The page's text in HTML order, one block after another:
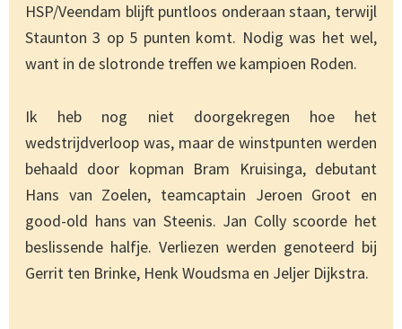
HSP/Veendam blijft puntloos onderaan staan, terwijl
Staunton 3 op 5 punten komt. Nodig was het wel,
want in de slotronde treffen we kampioen Roden.
Ik heb nog niet doorgekregen hoe het
wedstrijdverloop was, maar de winstpunten werden
behaald door kopman Bram Kruisinga, debutant
Hans van Zoelen, teamcaptain Jeroen Groot en
good-old hans van Steenis. Jan Colly scoorde het
beslissende halfje. Verliezen werden genoteerd bij
Gerrit ten Brinke, Henk Woudsma en Jeljer Dijkstra.